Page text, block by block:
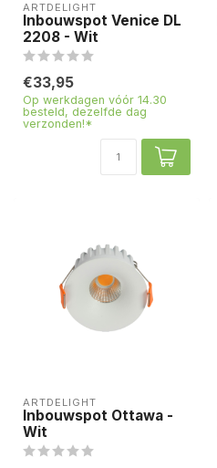
ARTDELIGHT
Inbouwspot Venice DL
2208 - Wit
€33,95
Op werkdagen vóór 14.30
besteld, dezelfde dag
verzonden!*
ARTDELIGHT
Inbouwspot Ottawa -
Wit